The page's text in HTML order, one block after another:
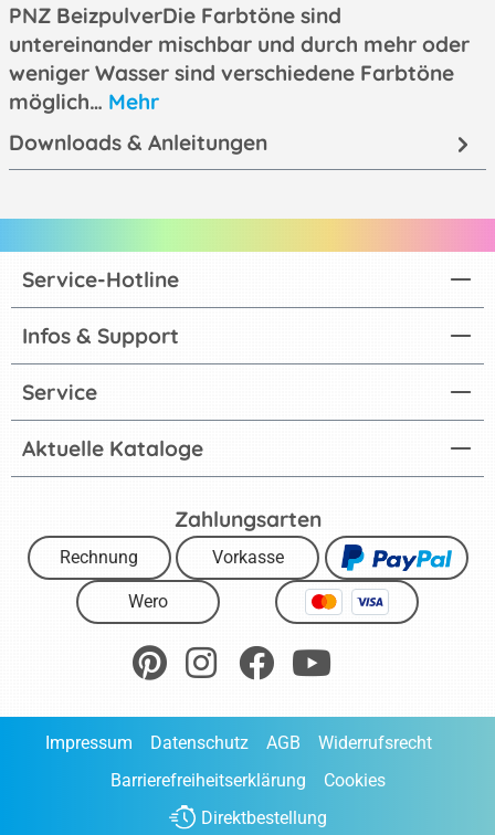
PNZ BeizpulverDie Farbtöne sind
untereinander mischbar und durch mehr oder
weniger Wasser sind verschiedene Farbtöne
möglich… Mehr
Downloads & Anleitungen
Aktuelle Kataloge
Service-Hotline
Infos & Support
Service
Zahlungsarten
Rechnung Vorkasse
Wero
Impressum Datenschutz AGB
Widerrufsrecht
Barrierefreiheitserklärung
Cookies
Direktbestellung